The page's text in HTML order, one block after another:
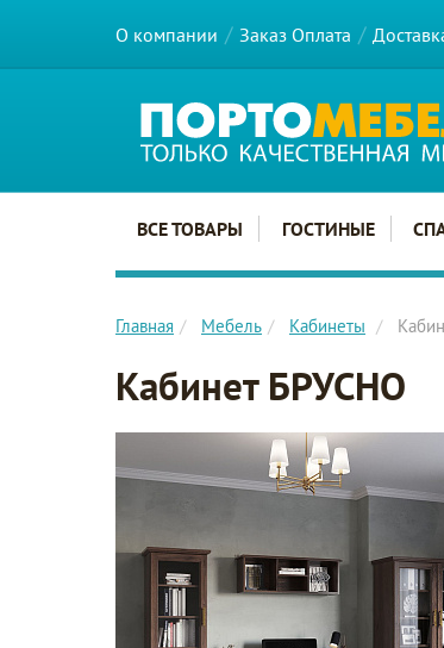
О компании Заказ Оплата
Главное меню сайта
ВСЕ ТОВАРЫ ГОСТИНЫЕ
Главная Мебель Кабинеты
Кабинет БРУСНО